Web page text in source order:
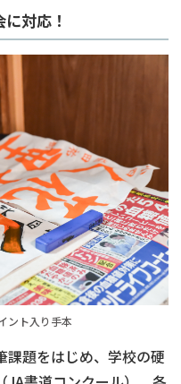
対応！
ント入り手本
課題をはじめ、学校の硬